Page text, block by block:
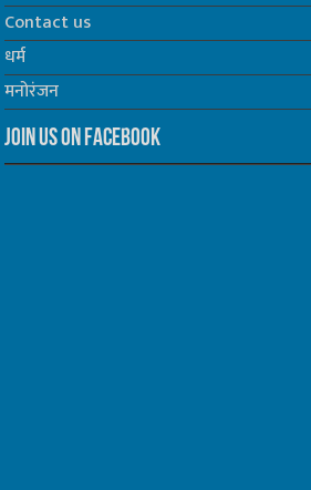
Contact us
धर्म
मनोरंजन
Join us on Facebook